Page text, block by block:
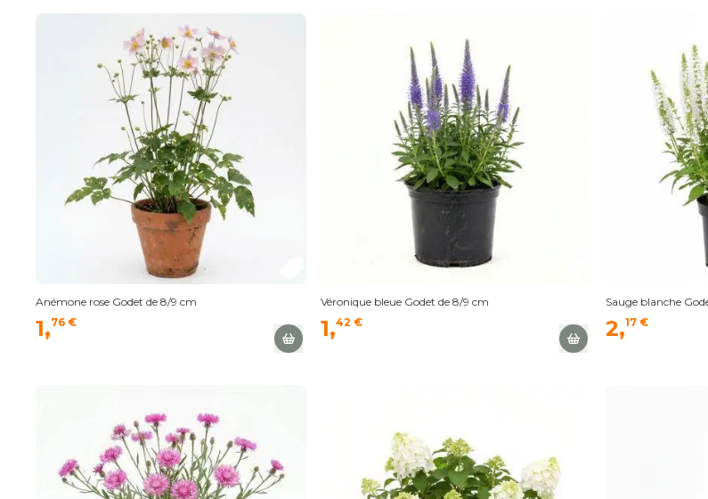
Anémone rose Godet de 8/9 cm
1,76 €
Véronique bleue Godet de 8/9 cm
1,42 €
Sauge blanche
2,17 €